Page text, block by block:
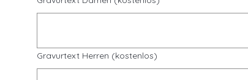
Gravurtext Herren (kostenlos)